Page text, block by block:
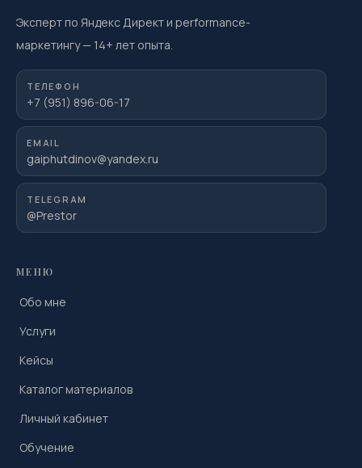
Эксперт по Яндекс Директ и performance-
маркетингу— 14+ лет опыта.
ТЕЛЕФОН
+7 (951) 896-06-17
EMAIL
gaiphutdinov@yandex.ru
TELEGRAM
@Prestor
МЕНЮ
Обо мне
Услуги
Кейсы
Каталог материалов
Личный кабинет
Обучение